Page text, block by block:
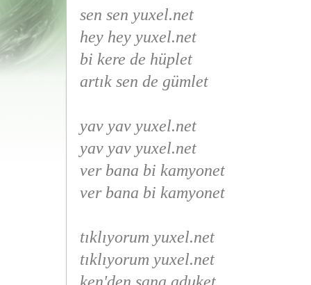
sen sen yuxel.net
hey hey yuxel.net
bi kere de hüplet
artık sen de gümlet
yav yav yuxel.net
yav yav yuxel.net
ver bana bi kamyonet
ver bana bi kamyonet
tıklıyorum yuxel.net
tıklıyorum yuxel.net